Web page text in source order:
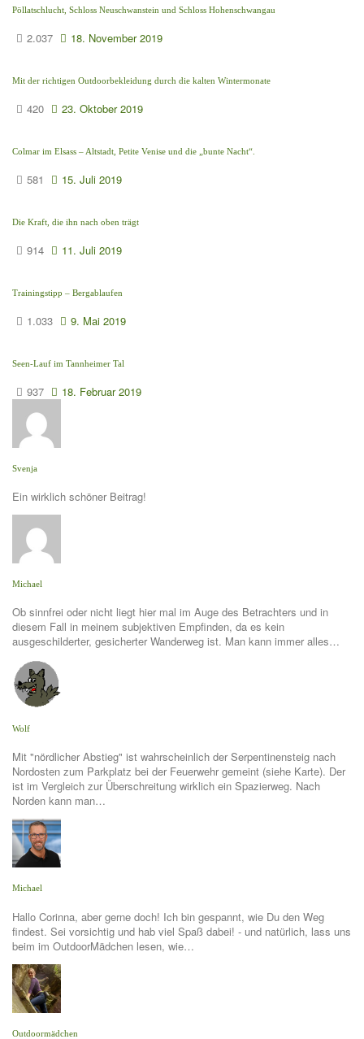
Pöllatschlucht, Schloss Neuschwanstein und Schloss Hohenschwangau
2.037 18. November 2019
Mit der richtigen Outdoorbekleidung durch die kalten Wintermonate
420 23. Oktober 2019
Colmar im Elsass – Altstadt, Petite Venise und die „bunte Nacht“.
581 15. Juli 2019
Die Kraft, die ihn nach oben trägt
914 11. Juli 2019
Trainingstipp – Bergablaufen
1.033 9. Mai 2019
Seen-Lauf im Tannheimer Tal
937 18. Februar 2019
Svenja
Ein wirklich schöner Beitrag!
Michael
Ob sinnfrei oder nicht liegt hier mal im Auge des Betrachters und in
diesem Fall in meinem subjektiven Empfinden, da es kein
ausgeschilderter, gesicherter Wanderweg ist. Man kann immer alles…
Wolf
Mit "nördlicher Abstieg" ist wahrscheinlich der Serpentinensteig nach
Nordosten zum Parkplatz bei der Feuerwehr gemeint (siehe Karte). Der
ist im Vergleich zur Überschreitung wirklich ein Spazierweg. Nach
Norden kann man…
Michael
Hallo Corinna, aber gerne doch! Ich bin gespannt, wie Du den Weg
findest. Sei vorsichtig und hab viel Spaß dabei! - und natürlich, lass uns
beim im OutdoorMädchen lesen, wie…
Outdoormädchen